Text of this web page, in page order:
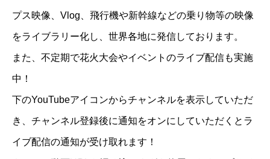
プス映像、Vlog、飛行機や新幹線などの乗り物等の映像
をライブラリー化し、世界各地に発信しております。
また、不定期で花火大会やイベントのライブ配信も実施
中！
下のYouTubeアイコンからチャンネルを表示していただ
き、チャンネル登録後に通知をオンにしていただくとラ
イブ配信の通知が受け取れます！